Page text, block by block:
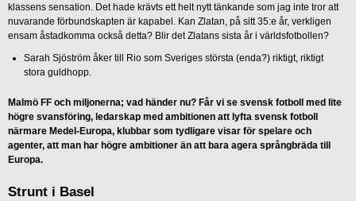
klassens sensation. Det hade krävts ett helt nytt tänkande som jag inte tror att
nuvarande förbundskapten är kapabel. Kan Zlatan, på sitt 35:e år, verkligen
ensam åstadkomma också detta? Blir det Zlatans sista år i världsfotbollen?
Sarah Sjöström åker till Rio som Sveriges största (enda?) riktigt, riktigt
stora guldhopp.
Malmö FF och miljonerna; vad händer nu? Får vi se svensk fotboll med lite
högre svansföring, ledarskap med ambitionen att lyfta svensk fotboll
närmare Medel-Europa, klubbar som tydligare visar för spelare och
agenter, att man har högre ambitioner än att bara agera språngbräda till
Europa.
Strunt i Basel